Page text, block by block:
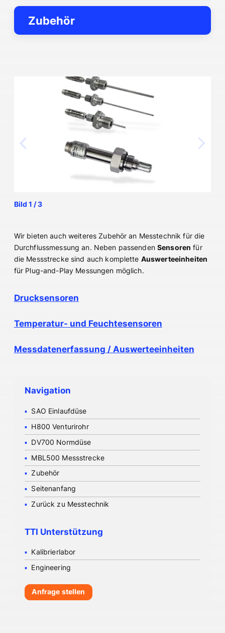
Zubehör
1 /3
Wir bieten auch weiteres Zubehör an Messtechnik für die
Durchflussmessung an. Neben passendenSensoren für
die Messstrecke sind auch komplette Auswerteeinheiten
für Plug-and-Play Messungen möglich.
Drucksensoren
Temperatur- und Feuchtesensoren
Messdatenerfassung / Auswerteeinheiten
Navigation
SAO Einlaufdüse
H800 Venturirohr
DV700 Normdüse
MBL500 Messstrecke
Zubehör
Seitenanfang
Zurück zu Messtechnik
TTI Unterstützung
Kalibrierlabor
Engineering
Anfrage stellen